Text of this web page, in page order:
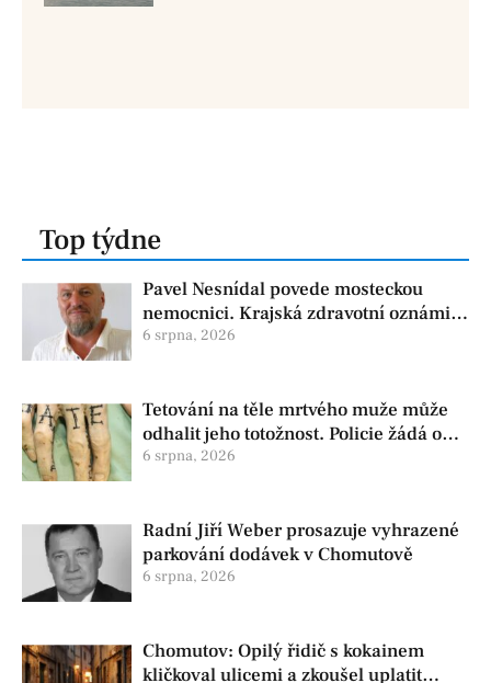
Top týdne
Pavel Nesnídal povede mosteckou
nemocnici. Krajská zdravotní oznámila
změnu ve vedení
6 srpna, 2026
Tetování na těle mrtvého muže může
odhalit jeho totožnost. Policie žádá o
pomoc
6 srpna, 2026
Radní Jiří Weber prosazuje vyhrazené
parkování dodávek v Chomutově
6 srpna, 2026
Chomutov: Opilý řidič s kokainem
kličkoval ulicemi a zkoušel uplatit